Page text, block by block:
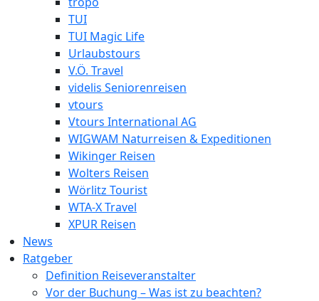
TUI
TUI Magic Life
Urlaubstours
V.Ö. Travel
videlis Seniorenreisen
vtours
Vtours International AG
WIGWAM Naturreisen & Expeditionen
Wikinger Reisen
Wolters Reisen
Wörlitz Tourist
WTA-X Travel
XPUR Reisen
News
Ratgeber
Definition Reiseveranstalter
Vor der Buchung – Was ist zu beachten?